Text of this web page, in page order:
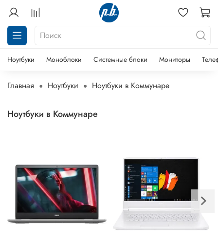
Ноутбуки Моноблоки Системные блоки Мониторы
Главная Ноутбуки Ноутбуки в Коммунаре
Ноутбуки в Коммунаре